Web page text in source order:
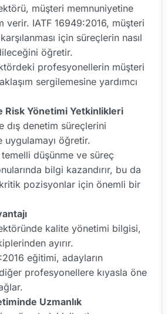
müşteri memnuniyetine
verir. IATF 16949:2016, müşteri
için süreçlerin nasıl
öğretir.
profesyonellerin müşteri
sergilemesine yardımcı
Risk Yönetimi Yetkinlikleri
dış denetim süreçlerini
uygulamayı öğretir.
temelli düşünme ve süreç
bilgi kazandırır, bu da
pozisyonlar için önemli bir
kalite yönetimi bilgisi,
ayırır.
eğitimi, adayların
profesyonellere kıyasla öne
Uzmanlık